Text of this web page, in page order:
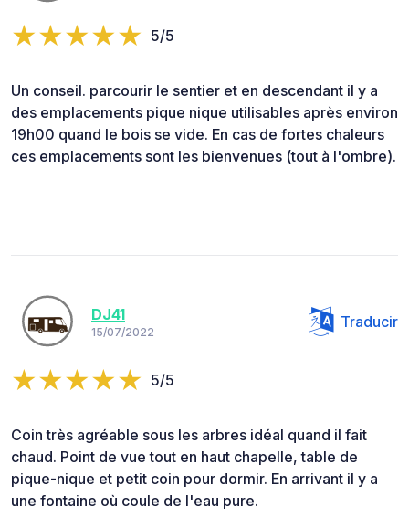
5/5
Un conseil. parcourir le sentier et en descendant il y a
des emplacements pique nique utilisables après environ
19h00 quand le bois se vide. En cas de fortes chaleurs
ces emplacements sont les bienvenues (tout à l'ombre).
DJ41
15/07/2022
Traducir
5/5
Coin très agréable sous les arbres idéal quand il fait
chaud. Point de vue tout en haut chapelle, table de
pique-nique et petit coin pour dormir. En arrivant il y a
une fontaine où coule de l'eau pure.